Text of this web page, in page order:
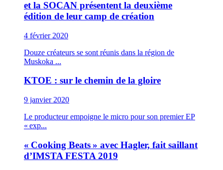
et la SOCAN présentent la deuxième
édition de leur camp de création
4 février 2020
Douze créateurs se sont réunis dans la région de
Muskoka ...
KTOE : sur le chemin de la gloire
9 janvier 2020
Le producteur empoigne le micro pour son premier EP
« exp...
« Cooking Beats » avec Hagler, fait saillant
d’IMSTA FESTA 2019